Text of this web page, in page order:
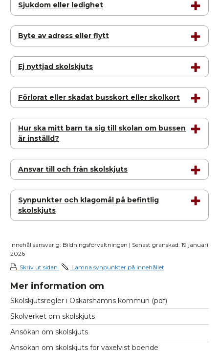
Sjukdom eller ledighet
Byte av adress eller flytt
Ej nyttjad skolskjuts
Förlorat eller skadat busskort eller skolkort
Hur ska mitt barn ta sig till skolan om bussen
är inställd?
Ansvar till och från skolskjuts
Synpunkter och klagomål på befintlig
skolskjuts
Innehållsansvarig: Bildningsförvaltningen | Senast granskad: 19 januari
2026
Skriv ut sidan
Lämna synpunkter på innehållet
Mer information om
Skolskjutsregler i Oskarshamns kommun (pdf)
Skolverket om skolskjuts
Ansökan om skolskjuts
Ansökan om skolskjuts för växelvist boende